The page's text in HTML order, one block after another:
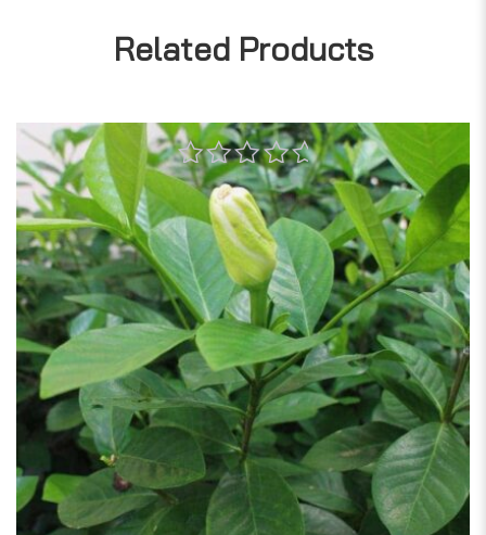
Related Products
0
out
of
5